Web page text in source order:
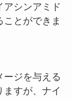
アシンアミド
とができま
を与える
ますが、ナイ